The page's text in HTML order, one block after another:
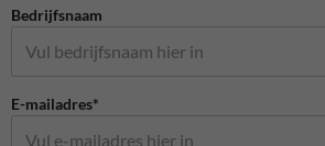
Bedrijfsnaam
E-mailadres*